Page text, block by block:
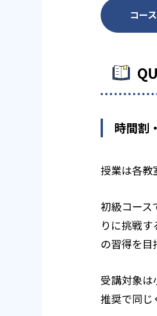
コース
時間割
授業は各教
初級コース
りに挑戦
の習得を目
受講対象は
推奨で同じ